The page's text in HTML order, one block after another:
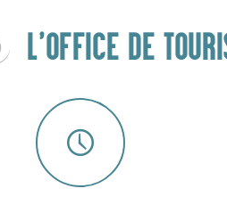
L'OFFICE DE